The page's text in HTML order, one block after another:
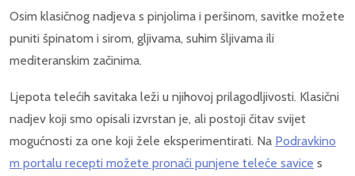
Osim klasičnog nadjeva s pinjolima i peršinom, savitke možete
puniti špinatom i sirom, gljivama, suhim šljivama ili
mediteranskim začinima.
Ljepota telećih savitaka leži u njihovoj prilagodljivosti. Klasični
nadjev koji smo opisali izvrstan je, ali postoji čitav svijet
mogućnosti za one koji žele eksperimentirati. Na Podravkino
m portalu recepti možete pronaći punjene teleće savice s